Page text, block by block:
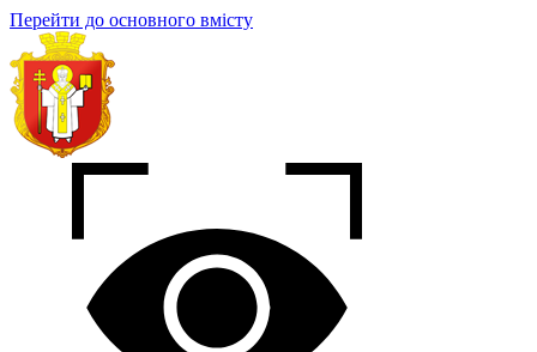
Перейти до основного вмісту